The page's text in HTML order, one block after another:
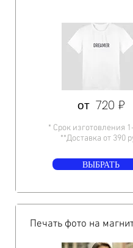
от 720 ₽
* Срок изготовления
**Доставка от 390
ВЫБРАТЬ
Печать фото на